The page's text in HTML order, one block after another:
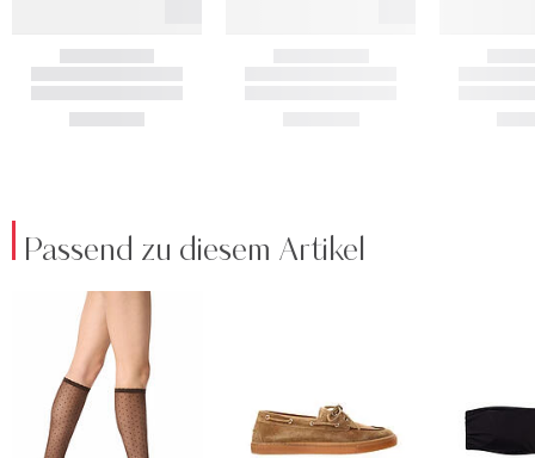
Passend zu diesem Artikel